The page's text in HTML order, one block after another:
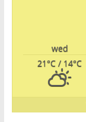
wed
21°C / 14°C